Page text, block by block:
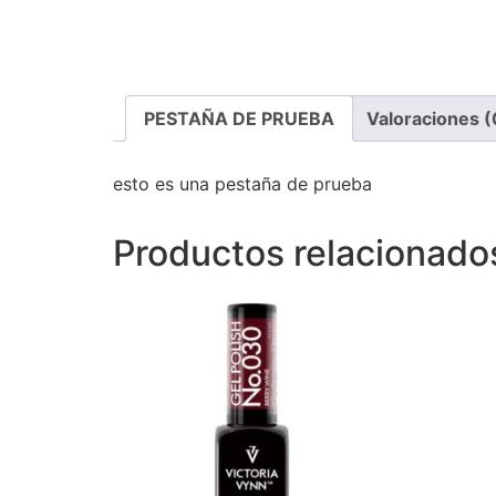
PESTAÑA DE PRUEBA Valoraciones
esto es una pestaña de prueba
Productos